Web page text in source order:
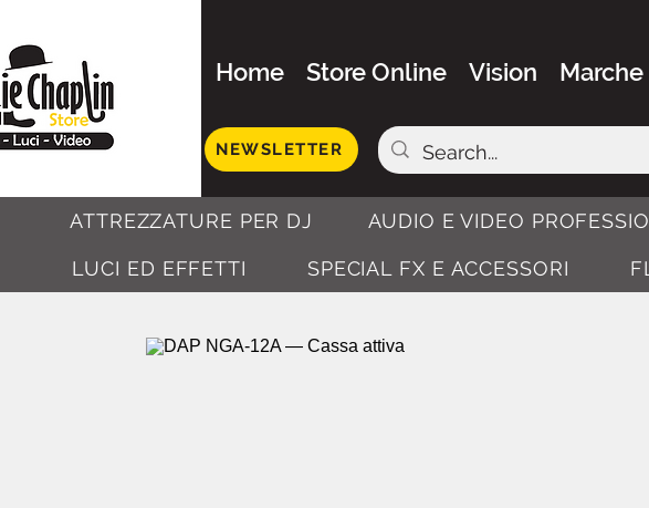
Home Store Online Vision Marche
NEWSLETTER
ATTREZZATURE PER DJ AUDIO E VIDEO
LUCI ED EFFETTI SPECIAL FX E ACCESSORI